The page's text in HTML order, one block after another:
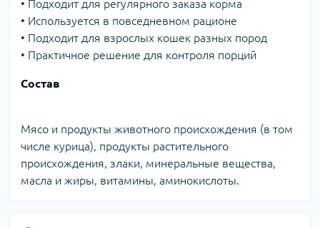
• Подходит для регулярного заказа корма
• Используется в повседневном рационе
• Подходит для взрослых кошек разных пород
• Практичное решение для контроля порций
Состав
Мясо и продукты животного происхождения (в том
числе курица), продукты растительного
происхождения, злаки, минеральные вещества,
масла и жиры, витамины, аминокислоты.